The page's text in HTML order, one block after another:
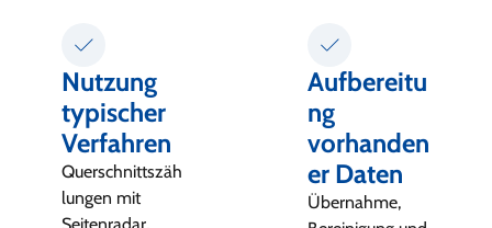
Nutzung
typischer
Verfahren
Querschnittszäh
lungen mit
Seitenradar,
Aufbereitu
ng
vorhanden
er Daten
Übernahme,